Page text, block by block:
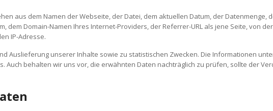
aus dem Namen der Webseite, der Datei, dem aktuellen Datum, der Datenmenge,
dem Domain-Namen Ihres Internet-Providers, der Referrer-URL als jene Seite, von
IP-Adresse.
Auslieferung unserer Inhalte sowie zu statistischen Zwecken. Die Informationen
Auch behalten wir uns vor, die erwähnten Daten nachträglich zu prüfen, sollte der